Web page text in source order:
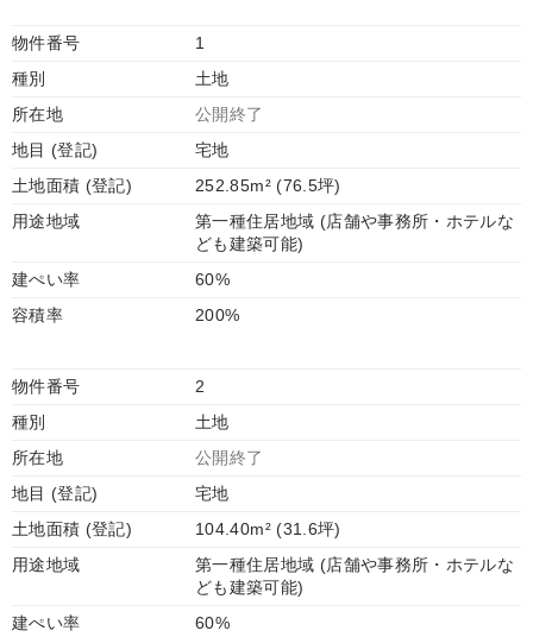
物件番号
1
種別
土地
所在地
公開終了
地目 (登記)
宅地
土地面積 (登記)
252.85m² (76.5坪)
用途地域
第一種住居地域 (店舗や事務所・ホテルな
ども建築可能)
建ぺい率
60%
容積率
200%
物件番号
2
種別
土地
所在地
公開終了
地目 (登記)
宅地
土地面積 (登記)
104.40m² (31.6坪)
用途地域
第一種住居地域 (店舗や事務所・ホテルな
ども建築可能)
建ぺい率
60%